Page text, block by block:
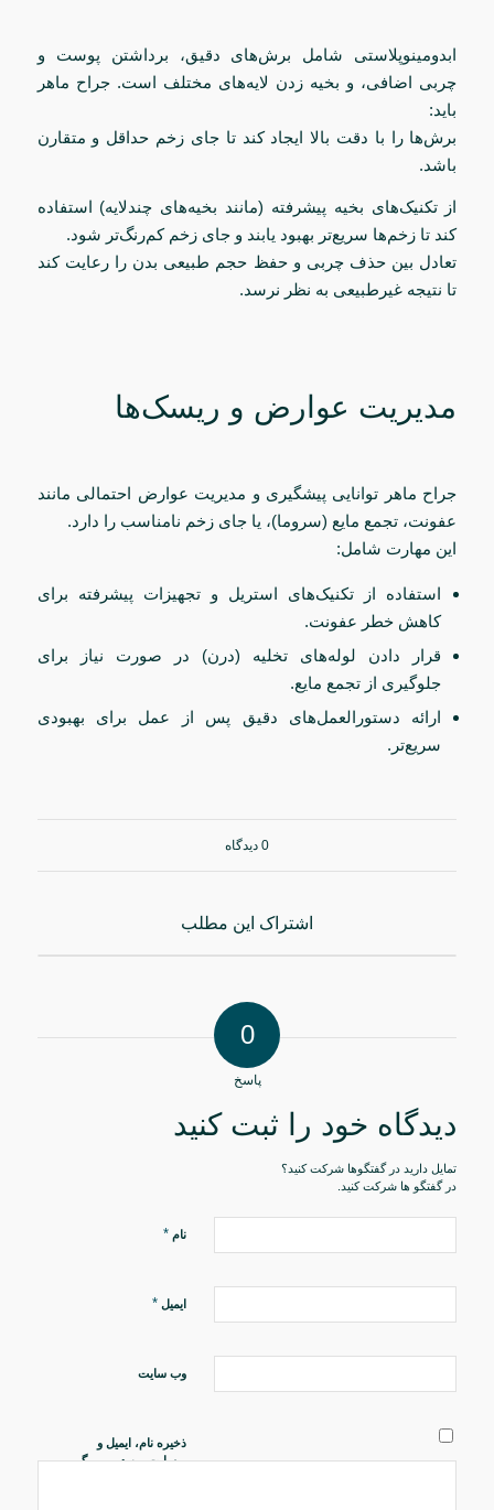
ابدومینوپلاستی شامل برش‌های دقیق، برداشتن پوست و
چربی اضافی، و بخیه زدن لایه‌های مختلف است. جراح ماهر
باید:
برش‌ها را با دقت بالا ایجاد کند تا جای زخم حداقل و متقارن
باشد.
از تکنیک‌های بخیه پیشرفته (مانند بخیه‌های چندلایه) استفاده
کند تا زخم‌ها سریع‌تر بهبود یابند و جای زخم کم‌رنگ‌تر شود.
تعادل بین حذف چربی و حفظ حجم طبیعی بدن را رعایت کند
تا نتیجه غیرطبیعی به نظر نرسد.
مدیریت عوارض و ریسک‌ها
جراح ماهر توانایی پیشگیری و مدیریت عوارض احتمالی مانند
عفونت، تجمع مایع (سروما)، یا جای زخم نامناسب را دارد.
این مهارت شامل:
استفاده از تکنیک‌های استریل و تجهیزات پیشرفته برای
کاهش خطر عفونت.
قرار دادن لوله‌های تخلیه (درن) در صورت نیاز برای
جلوگیری از تجمع مایع.
ارائه دستورالعمل‌های دقیق پس از عمل برای بهبودی
سریع‌تر.
0 دیدگاه
اشتراک این مطلب
0
پاسخ
دیدگاه خود را ثبت کنید
تمایل دارید در گفتگوها شرکت کنید؟
در گفتگو ها شرکت کنید.
نام *
ایمیل *
وب‌ سایت
ذخیره نام، ایمیل و
وبسایت من در مرورگر